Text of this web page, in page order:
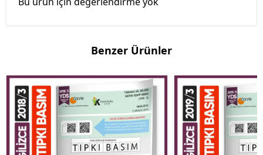
Benzer Ürünler